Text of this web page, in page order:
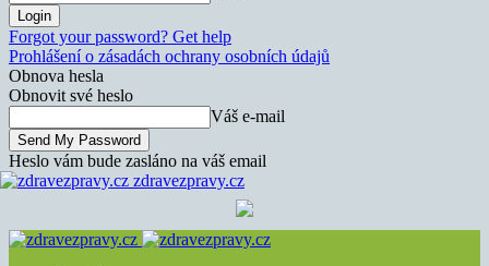
Forgot your password? Get help
Prohlášení o zásadách ochrany osobních údajů
Obnova hesla
Obnovit své heslo
Váš e-mail
Heslo vám bude zasláno na váš email
zdravezpravy.cz